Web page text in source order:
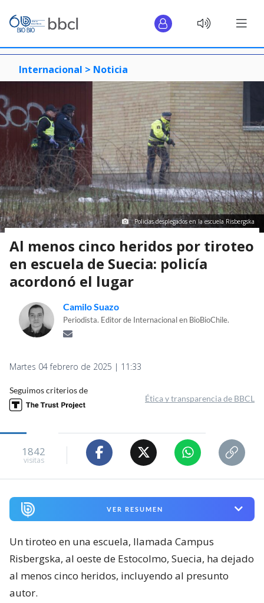
Internacional > Noticia
Policías desplegados en la escuela Risbergska
Al menos cinco heridos por tiroteo
en escuela de Suecia: policía
acordonó el lugar
Camilo Suazo
Periodista. Editor de Internacional en BioBioChile.
Martes 04 febrero de 2025 | 11:33
Seguimos criterios de
Ética y transparencia de BBCL
1842
visitas
VER RESUMEN
Un tiroteo en una escuela, llamada Campus
Risbergska, al oeste de Estocolmo, Suecia, ha dejado
al menos cinco heridos, incluyendo al presunto
autor.